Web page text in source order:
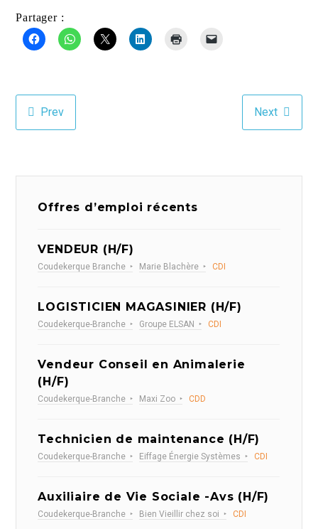
Partager :
Prev Next
Offres d’emploi récents
VENDEUR (H/F)
Coudekerque Branche Marie Blachère CDI
LOGISTICIEN MAGASINIER (H/F)
Coudekerque-Branche Groupe ELSAN CDI
Vendeur Conseil en Animalerie
(H/F)
Coudekerque-Branche Maxi Zoo CDD
Technicien de maintenance (H/F)
Coudekerque-Branche Eiffage Énergie Systèmes CDI
Auxiliaire de Vie Sociale -Avs (H/F)
Coudekerque-Branche Bien Vieillir chez soi CDI